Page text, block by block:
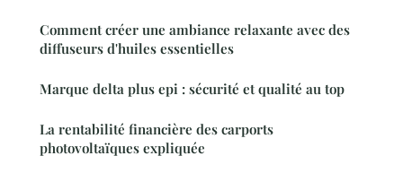
Comment créer une ambiance relaxante avec des
diffuseurs d'huiles essentielles
Marque delta plus epi : sécurité et qualité au top
La rentabilité financière des carports
photovoltaïques expliquée